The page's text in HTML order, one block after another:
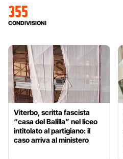
355
CONDIVISIONI
Viterbo, scritta fascista
“casa del Balilla” nel liceo
intitolato al partigiano: il
caso arriva al ministero